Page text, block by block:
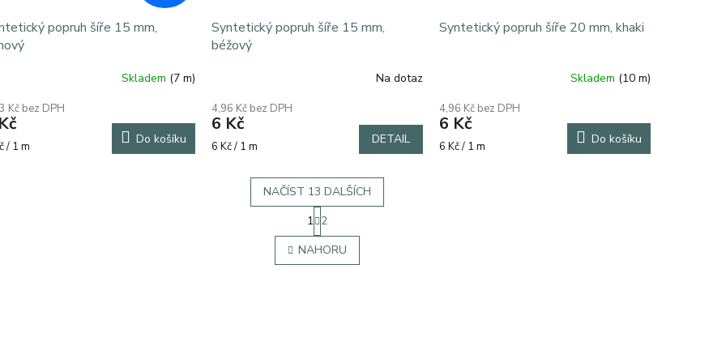
popruh šíře 15 mm,
Skladem (7 m)
Kč bez DPH
/ 1 m Do košíku
Syntetický popruh šíře 15 mm,
béžový
Na dotaz
4,96 Kč bez DPH
6 Kč
Měrná
6 Kč / 1 m DETAIL
Syntetický popruh šíře 20 mm, khaki
Skladem (10 m)
4,96 Kč bez DPH
6 Kč
Měrná
6 Kč / 1 m Do košíku
O
v
l
NAČÍST 13 DALŠÍCH
S
t
r
á
n
1 2
NAHORU